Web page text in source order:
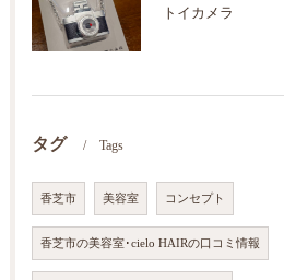
トイカメラ
タグ Tags
香芝市 美容室 コンセプト
香芝市の美容室･cielo HAIRの口コミ情報